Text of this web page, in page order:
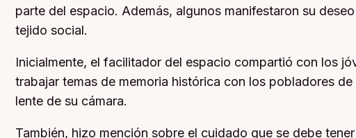
parte del espacio. Además, algunos manifestaron su
tejido social.
Inicialmente, el facilitador del espacio compartió con los
trabajar temas de memoria histórica con los pobladores
lente de su cámara.
También, hizo mención sobre el cuidado que se debe